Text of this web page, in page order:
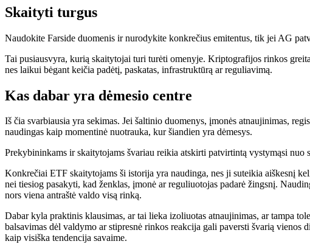
Skaityti turgus
Naudokite Farside duomenis ir nurodykite konkrečius emitentus, tik jei AG
Tai pusiausvyra, kurią skaitytojai turi turėti omenyje. Kriptografijos rinkos
nes laikui bėgant keičia padėtį, paskatas, infrastruktūrą ar reguliavimą.
Kas dabar yra dėmesio centre
Iš čia svarbiausia yra sekimas. Jei šaltinio duomenys, įmonės atnaujinimas,
naudingas kaip momentinė nuotrauka, kur šiandien yra dėmesys.
Prekybininkams ir skaitytojams švariau reikia atskirti patvirtintą vystymąsi
Konkrečiai ETF skaitytojams ši istorija yra naudinga, nes ji suteikia aiškesnį
nei tiesiog pasakyti, kad ženklas, įmonė ar reguliuotojas padarė žingsnį.
nors viena antraštė valdo visą rinką.
Dabar kyla praktinis klausimas, ar tai lieka izoliuotas atnaujinimas, ar tampa
balsavimas dėl valdymo ar stipresnė rinkos reakcija gali paversti švarią
kaip visiška tendencija savaime.